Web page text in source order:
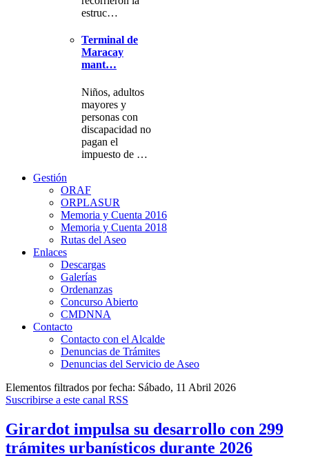
estruc…
Terminal de
Maracay
mant…
Niños, adultos
mayores y
personas con
discapacidad no
pagan el
impuesto de …
Gestión
ORAF
ORPLASUR
Memoria y Cuenta 2016
Memoria y Cuenta 2018
Rutas del Aseo
Enlaces
Descargas
Galerías
Ordenanzas
Concurso Abierto
CMDNNA
Contacto
Contacto con el Alcalde
Denuncias de Trámites
Denuncias del Servicio de Aseo
Elementos filtrados por fecha: Sábado, 11 Abril 2026
Suscribirse a este canal RSS
Girardot impulsa su desarrollo con 299
trámites urbanísticos durante 2026